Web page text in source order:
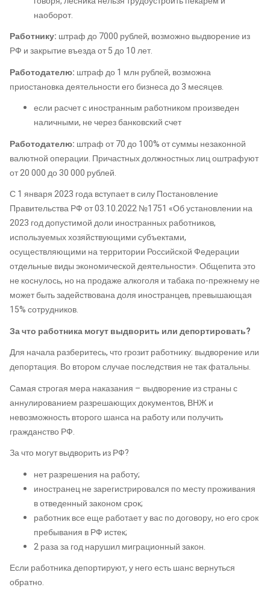
наоборот.
Работнику: штраф до 7000 рублей, возможно выдворение из
РФ и закрытие въезда от 5 до 10 лет.
Работодателю: штраф до 1 млн рублей, возможна
приостановка деятельности его бизнеса до 3 месяцев.
если расчет с иностранным работником произведен
наличными, не через банковский счет
Работодателю: штраф от 70 до 100% от суммы незаконной
валютной операции. Причастных должностных лиц оштрафуют
от 20 000 до 30 000 рублей.
С 1 января 2023 года вступает в силу Постановление
Правительства РФ от 03.10.2022 №1751 «Об установлении на
2023 год допустимой доли иностранных работников,
используемых хозяйствующими субъектами,
осуществляющими на территории Российской Федерации
отдельные виды экономической деятельности». Общепита это
не коснулось, но на продаже алкоголя и табака по-прежнему не
может быть задействована доля иностранцев, превышающая
15% сотрудников.
За что работника могут выдворить или депортировать?
Для начала разберитесь, что грозит работнику: выдворение или
депортация. Во втором случае последствия не так фатальны.
Самая строгая мера наказания – выдворение из страны с
аннулированием разрешающих документов, ВНЖ и
невозможность второго шанса на работу или получить
гражданство РФ.
За что могут выдворить из РФ?
нет разрешения на работу;
иностранец не зарегистрировался по месту проживания
в отведенный законом срок;
работник все еще работает у вас по договору, но его срок
пребывания в РФ истек;
2 раза за год нарушил миграционный закон.
Если работника депортируют, у него есть шанс вернуться
обратно.